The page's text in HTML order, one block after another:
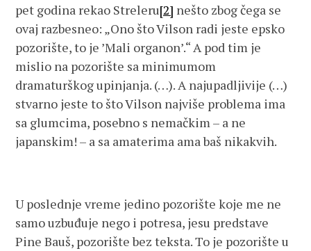
pet godina rekao Streleru[2] nešto zbog čega se
ovaj razbesneo: „Ono što Vilson radi jeste epsko
pozorište, to je ’Mali organon’.“ A pod tim je
mislio na pozorište sa minimumom
dramaturškog upinjanja. (…). A najupadljivije (…)
stvarno jeste to što Vilson najviše problema ima
sa glumcima, posebno s nemačkim – a ne
japanskim! – a sa amaterima ama baš nikakvih.
U poslednje vreme jedino pozorište koje me ne
samo uzbuđuje nego i potresa, jesu predstave
Pine Bauš, pozorište bez teksta. To je pozorište u